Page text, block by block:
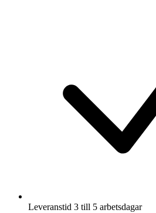
Leveranstid 3 till 5 arbetsdagar